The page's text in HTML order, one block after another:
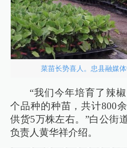
菜苗长势喜人。忠县融媒
“我们今年培育了辣
个品种的种苗，共计800
供货5万株左右。”白公街
负责人黄华祥介绍。